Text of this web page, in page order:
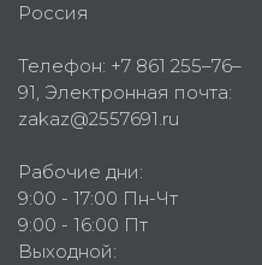
Россия
Телефон: +7 861 255–76–
91, Электронная почта:
zakaz@2557691.ru
Рабочие дни:
9:00 - 17:00 Пн-Чт
9:00 - 16:00 Пт
Выходной: